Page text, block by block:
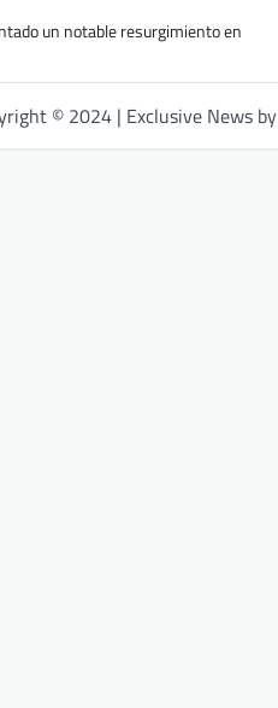
un notable resurgimiento en
© 2024 | Exclusive News by